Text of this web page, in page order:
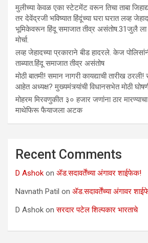
मुलीच्या केवळ एका स्टेटमेंट वरून तिचा ताबा
तर देवेंद्रजी भविष्यात हिंदूंच्या घरा घरात लव्ह
भूमिकेवरून हिंदू समाजात तीव्र असंतोष.31जुलै ला
मोर्चा.
लव्ह जेहादच्या प्रकाराने बीड हादरले. केज
ताब्यात.हिंदू समाजात तीव्र असंतोष
मोठी बातमी! समान नागरी कायद्याची तारीख
आहेत अध्यक्ष? मुख्यमंत्र्यांची विधानसभेत मोठी
मोहरम मिरवणुकीत ३० हजार जणांना ठार
माथेफिरू फैयाजला अटक
Recent Comments
D Ashok on ॲड.सदावर्तेंच्या अंगावर शाईफेक!
Navnath Patil on ॲड.सदावर्तेंच्या अंगावर
D Ashok onसरदार पटेल शिल्पकार भारताचे